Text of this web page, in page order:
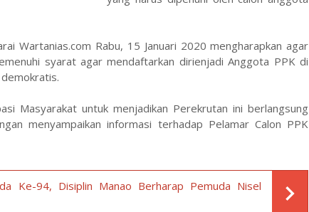
Wartanias.com Rabu, 15 Januari 2020 mengharapkan agar
syarat agar mendaftarkan dirienjadi Anggota PPK di
Masyarakat untuk menjadikan Perekrutan ini berlangsung
menyampaikan informasi terhadap Pelamar Calon PPK
Ke-94, Disiplin Manao Berharap Pemuda Nisel